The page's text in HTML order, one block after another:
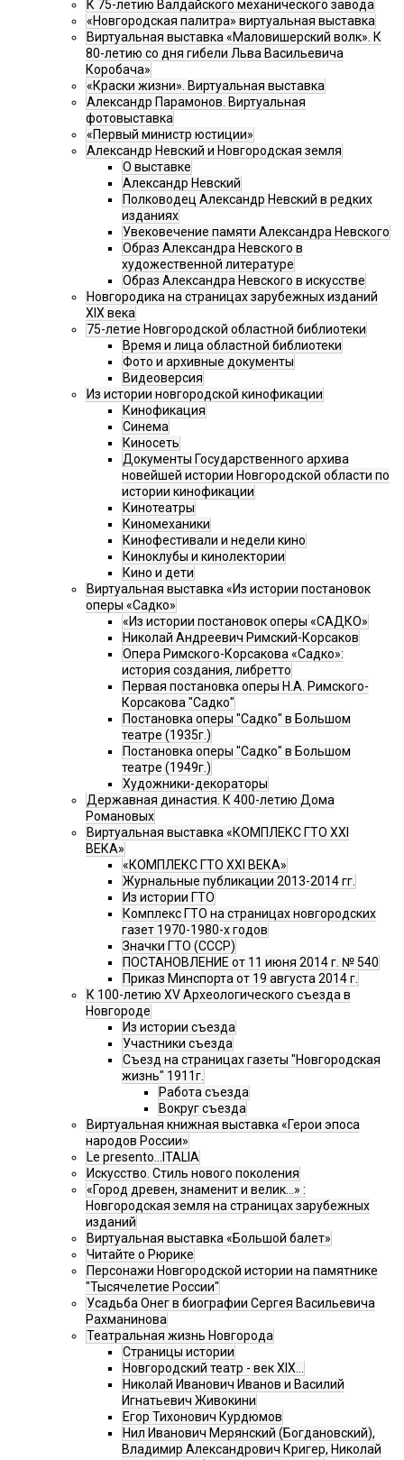
К 75-летию Валдайского механического завода
«Новгородская палитра» виртуальная выставка
Виртуальная выставка «Маловишерский волк». К
80-летию со дня гибели Льва Васильевича
Коробача»
«Краски жизни». Виртуальная выставка
Александр Парамонов. Виртуальная
фотовыставка
«Первый министр юстиции»
Александр Невский и Новгородская земля
О выставке
Александр Невский
Полководец Александр Невский в редких
изданиях
Увековечение памяти Александра Невского
Образ Александра Невского в
художественной литературе
Образ Александра Невского в искусстве
Новгородика на страницах зарубежных изданий
XIX века
75-летие Новгородской областной библиотеки
Время и лица областной библиотеки
Фото и архивные документы
Видеоверсия
Из истории новгородской кинофикации
Кинофикация
Синема
Киносеть
Документы Государственного архива
новейшей истории Новгородской области по
истории кинофикации
Кинотеатры
Киномеханики
Кинофестивали и недели кино
Киноклубы и кинолектории
Кино и дети
Виртуальная выставка «Из истории постановок
оперы «Садко»
«Из истории постановок оперы «САДКО»
Николай Андреевич Римский-Корсаков
Опера Римского-Корсакова «Садко»:
история создания, либретто
Первая постановка оперы Н.А. Римского-
Корсакова "Садко"
Постановка оперы "Садко" в Большом
театре (1935г.)
Постановка оперы "Садко" в Большом
театре (1949г.)
Художники-декораторы
Державная династия. К 400-летию Дома
Романовых
Виртуальная выставка «КОМПЛЕКС ГТО XXI
ВЕКА»
«КОМПЛЕКС ГТО XXI ВЕКА»
Журнальные публикации 2013-2014 гг.
Из истории ГТО
Комплекс ГТО на страницах новгородских
газет 1970-1980-х годов
Значки ГТО (СССР)
ПОСТАНОВЛЕНИЕ от 11 июня 2014 г. № 540
Приказ Минспорта от 19 августа 2014 г.
К 100-летию XV Археологического съезда в
Новгороде
Из истории съезда
Участники съезда
Cъезд на страницах газеты "Новгородская
жизнь" 1911г.
Работа съезда
Вокруг съезда
Виртуальная книжная выставка «Герои эпоса
народов России»
Le presento...ITALIA
Искусство. Стиль нового поколения
«Город древен, знаменит и велик…» :
Новгородская земля на страницах зарубежных
изданий
Виртуальная выставка «Большой балет»
Читайте о Рюрике
Персонажи Новгородской истории на памятнике
"Тысячелетие России"
Усадьба Онег в биографии Сергея Васильевича
Рахманинова
Театральная жизнь Новгорода
Страницы истории
Новгородский театр - век XIX…
Николай Иванович Иванов и Василий
Игнатьевич Живокини
Егор Тихонович Курдюмов
Нил Иванович Мерянский (Богдановский),
Владимир Александрович Кригер, Николай